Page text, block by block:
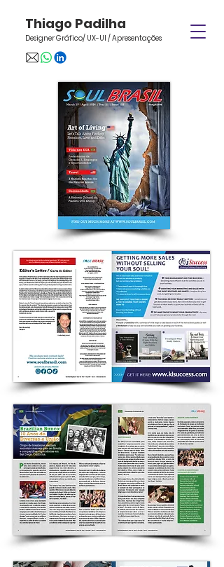
Thiago Padilha
Designer Gráfico/ UX-UI / Apresentações